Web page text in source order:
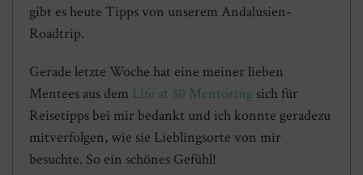
gibt es heute Tipps von unserem Andalusien-
Roadtrip.
Gerade letzte Woche hat eine meiner lieben
Mentees aus dem Life at 30 Mentoring sich für
Reisetipps bei mir bedankt und ich konnte geradezu
mitverfolgen, wie sie Lieblingsorte von mir
besuchte. So ein schönes Gefühl!